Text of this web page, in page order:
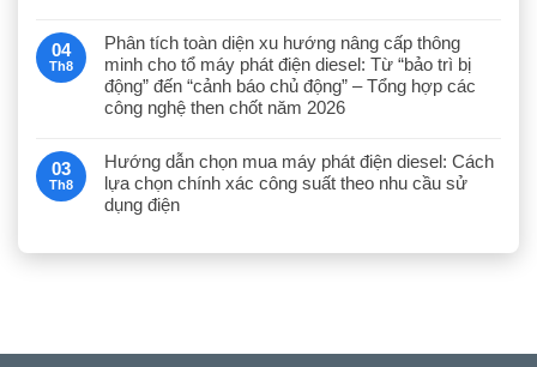
04
Th8
Phân tích toàn diện xu hướng nâng cấp thông
minh cho tổ máy phát điện diesel: Từ “bảo trì bị
động” đến “cảnh báo chủ động” – Tổng hợp các
công nghệ then chốt năm 2026
03
Th8
Hướng dẫn chọn mua máy phát điện diesel: Cách
lựa chọn chính xác công suất theo nhu cầu sử
dụng điện